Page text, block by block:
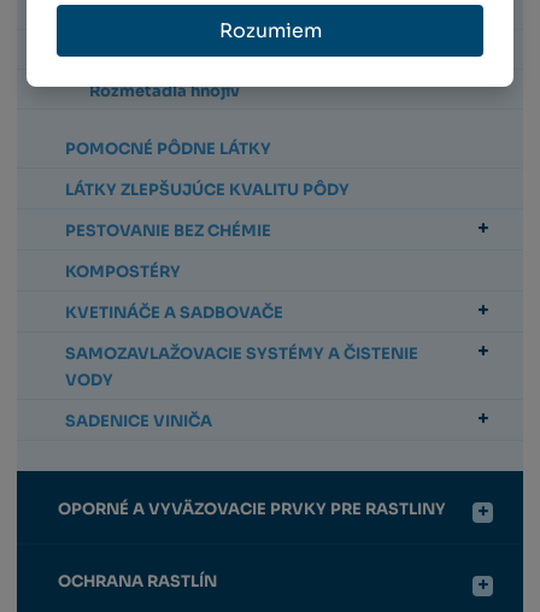
Rozumiem
Tekuté a kryštalické hnojivá
Rozmetadla hnojív
POMOCNÉ PÔDNE LÁTKY
LÁTKY ZLEPŠUJÚCE KVALITU PÔDY
PESTOVANIE BEZ CHÉMIE
KOMPOSTÉRY
KVETINÁČE A SADBOVAČE
SAMOZAVLAŽOVACIE SYSTÉMY A ČISTENIE
VODY
SADENICE VINIČA
OPORNÉ A VYVÄZOVACIE PRVKY PRE RASTLINY
OCHRANA RASTLÍN